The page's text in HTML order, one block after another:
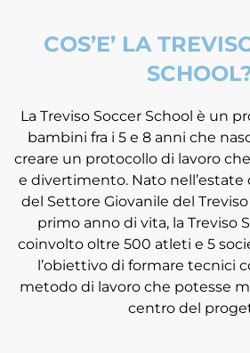
COS’E’ LA
La Treviso Soccer School è un
bambini fra i 5 e 8 anni che
creare un protocollo di lavoro
e divertimento. Nato nell’estate
del Settore Giovanile del Treviso
primo anno di vita, la Treviso
coinvolto oltre 500 atleti e 5
l’obiettivo di formare tecnici
metodo di lavoro che potesse
centro del